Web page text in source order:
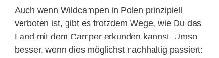
Auch wenn Wildcampen in Polen prinzipiell
verboten ist, gibt es trotzdem Wege, wie Du das
Land mit dem Camper erkunden kannst. Umso
besser, wenn dies möglichst nachhaltig passiert: